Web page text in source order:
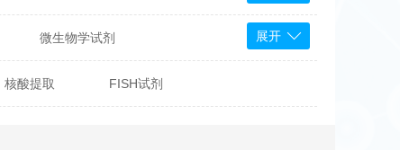
Bioscience
Bioassay Systems
微生物学试剂 展开
核酸提取 FISH试剂